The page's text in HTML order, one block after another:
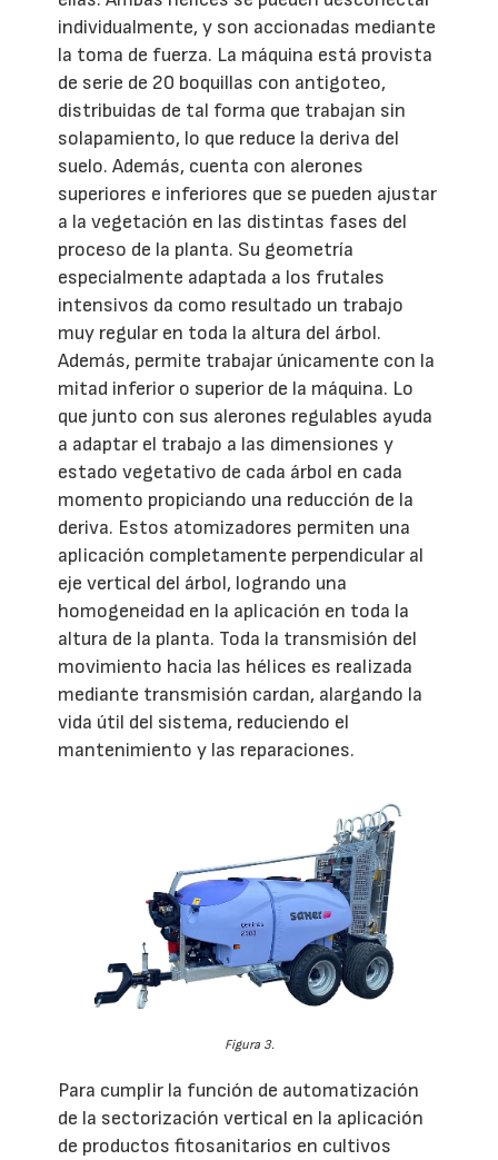
individualmente, y son accionadas mediante
la toma de fuerza. La máquina está provista
de serie de 20 boquillas con antigoteo,
distribuidas de tal forma que trabajan sin
solapamiento, lo que reduce la deriva del
suelo. Además, cuenta con alerones
superiores e inferiores que se pueden ajustar
a la vegetación en las distintas fases del
proceso de la planta. Su geometría
especialmente adaptada a los frutales
intensivos da como resultado un trabajo
muy regular en toda la altura del árbol.
Además, permite trabajar únicamente con la
mitad inferior o superior de la máquina. Lo
que junto con sus alerones regulables ayuda
a adaptar el trabajo a las dimensiones y
estado vegetativo de cada árbol en cada
momento propiciando una reducción de la
deriva. Estos atomizadores permiten una
aplicación completamente perpendicular al
eje vertical del árbol, logrando una
homogeneidad en la aplicación en toda la
altura de la planta. Toda la transmisión del
movimiento hacia las hélices es realizada
mediante transmisión cardan, alargando la
vida útil del sistema, reduciendo el
mantenimiento y las reparaciones.
Figura 3.
Para cumplir la función de automatización
de la sectorización vertical en la aplicación
de productos fitosanitarios en cultivos